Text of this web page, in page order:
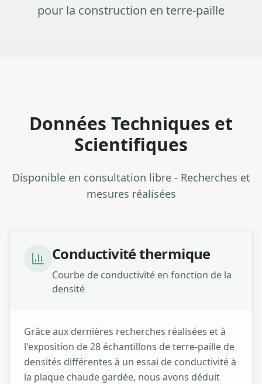
pour la construction en terre-paille
Données Techniques et
Scientifiques
Disponible en consultation libre - Recherches et
mesures réalisées
Conductivité thermique
Courbe de conductivité en fonction de la
densité
Grâce aux dernières recherches réalisées et à
l'exposition de 28 échantillons de terre-paille de
densités différentes à un essai de conductivité à
la plaque chaude gardée, nous avons déduit